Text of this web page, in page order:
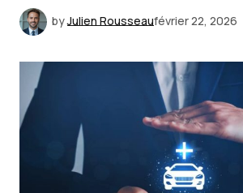
byJulien Rousseaufévrier 22, 2026